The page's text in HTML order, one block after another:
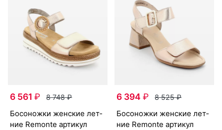
6 561₽ 8 748₽
бо­сонож­ки женс­кие лет­
ние Re­mon­te артикул
6 394₽ 8 525₽
бо­сонож­ки женс­кие лет­
ние Re­mon­te артикул